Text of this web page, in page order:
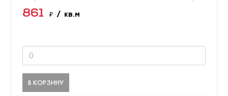
861 ₽ / кв.м
В КОРЗИНУ